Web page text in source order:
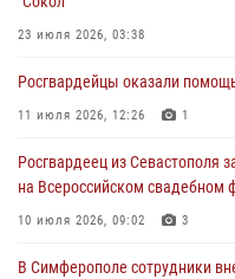
правонарушителей
03 августа 2026, 14:08
В Симферополе
подозреваемого в совершении
Росгвардейцы оперативно
объекте в Севастополе
23 июля 2026, 03:38
Росгвардейцы оказали
11 июля 2026, 12:26 1
Росгвардеец из Севастополя
на Всероссийском свадебном
10 июля 2026, 09:02 3
В Симферополе сотрудники